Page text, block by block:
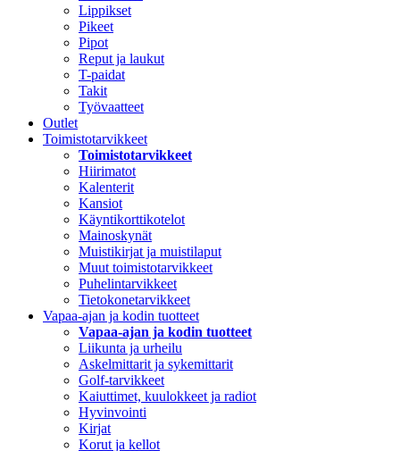
Lippikset
Pikeet
Pipot
Reput ja laukut
T-paidat
Takit
Työvaatteet
Outlet
Toimistotarvikkeet
Toimistotarvikkeet
Hiirimatot
Kalenterit
Kansiot
Käyntikorttikotelot
Mainoskynät
Muistikirjat ja muistilaput
Muut toimistotarvikkeet
Puhelintarvikkeet
Tietokonetarvikkeet
Vapaa-ajan ja kodin tuotteet
Vapaa-ajan ja kodin tuotteet
Liikunta ja urheilu
Askelmittarit ja sykemittarit
Golf-tarvikkeet
Kaiuttimet, kuulokkeet ja radiot
Hyvinvointi
Kirjat
Korut ja kellot